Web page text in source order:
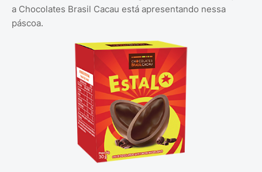
a Chocolates Brasil Cacau está apresentando nessa
páscoa.